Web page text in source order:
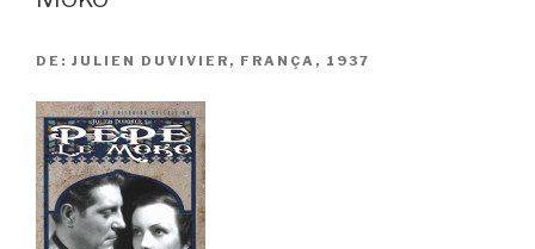
DE: JULIEN DUVIVIER, FRANÇA, 1937